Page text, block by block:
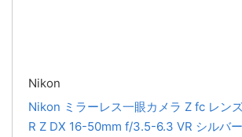
Nikon
Nikon ミラーレス一眼カメラ Z fc レン
R Z DX 16-50mm f/3.5-6.3 VR シルバ